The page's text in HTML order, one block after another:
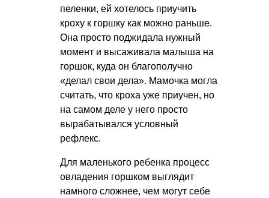
пеленки, ей хотелось приучить
кроху к горшку как можно раньше.
Она просто поджидала нужный
момент и высаживала малыша на
горшок, куда он благополучно
«делал свои дела». Мамочка могла
считать, что кроха уже приучен, но
на самом деле у него просто
вырабатывался условный
рефлекс.
Для маленького ребенка процесс
овладения горшком выглядит
намного сложнее, чем могут себе